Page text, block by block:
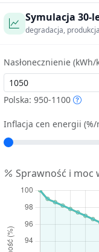
Symulacja 30-
degradacja,
Nasłonecznienie (kWh/
Polska: 950-1100
Inflacja cen energii (%/
Sprawność i moc